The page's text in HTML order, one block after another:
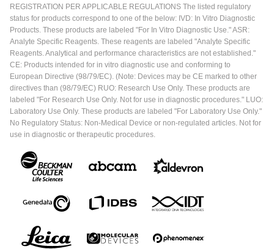
REGISTRATION PER APPLICABLE REGULATIONS The listed regulatory
status for products correspond to one of the below: IVD: In Vitro Diagnostic
Products. These products are labeled "For In Vitro Diagnostic Use." ASR:
Analyte Specific Reagents. These reagents are labeled "Analyte Specific
Reagents. Analytical and performance characteristics are not established."
CE: Products intended for in vitro diagnostic use and conforming to
European Directive (98/79/EC). (Note: Devices may be CE marked to other
directives than (98/79/EC) RUO: Research Use Only. These products are
labeled "For Research Use Only. Not for use in diagnostic procedures." LUO:
Laboratory Use Only. These products are labeled "For Laboratory Use Only."
No Regulatory Status: Non-Medical Device or non-regulated articles. Not for
use in diagnostic or therapeutic procedures.